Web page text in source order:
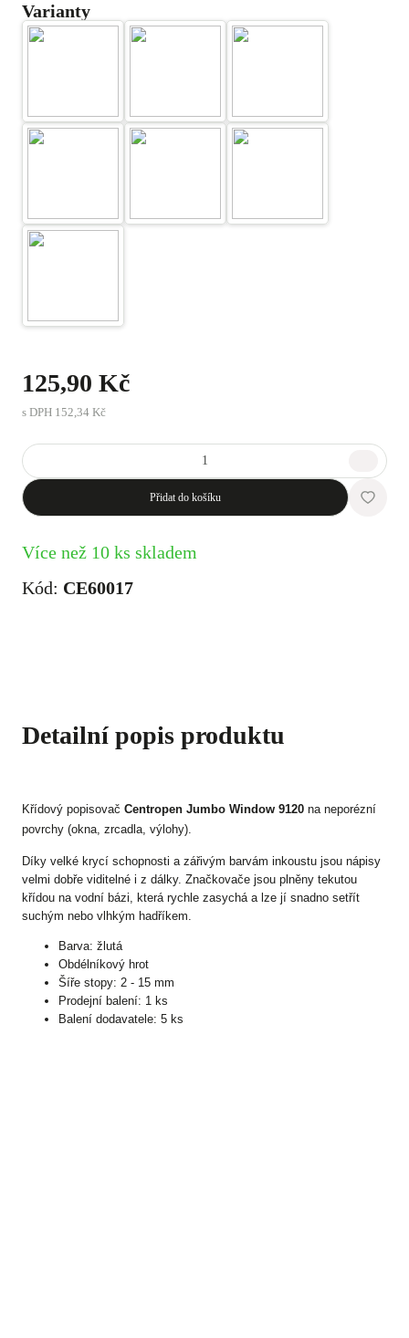
Varianty
125,90 Kč
s DPH 152,34 Kč
Přidat do košíku
Více než 10 ks skladem
Kód: CE60017
Detailní popis produktu
Křídový popisovač Centropen Jumbo Window 9120 na neporézní
povrchy (okna, zrcadla, výlohy).
Díky velké krycí schopnosti a zářivým barvám inkoustu jsou nápisy
velmi dobře viditelné i z dálky. Značkovače jsou plněny tekutou
křídou na vodní bázi, která rychle zasychá a lze jí snadno setřít
suchým nebo vlhkým hadříkem.
Barva: žlutá
Obdélníkový hrot
Šíře stopy: 2 - 15 mm
Prodejní balení: 1 ks
Balení dodavatele: 5 ks